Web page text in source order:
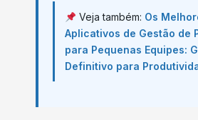
Veja também: Os
Aplicativos de Gestão de
para Pequenas Equipes:
Definitivo para